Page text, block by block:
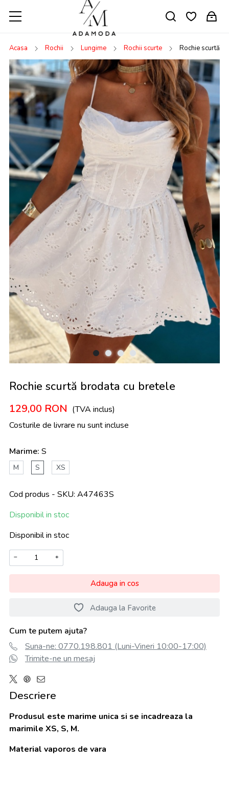
Acasa Rochii Lungime Rochii scurte Rochie scurtă
Rochie scurtă brodata cu bretele
129,00 RON (TVA inclus)
Costurile de livrare nu sunt incluse
Marime: S
M S XS
Cod produs - SKU A47463S
Disponibil in stoc
Disponibil in stoc
− +
Adauga in cos
Adauga la Favorite
Cum te putem ajuta?
Suna-ne: 0770.198.801 (Luni-Vineri 10:00-17:00)
Trimite-ne un mesaj
Descriere
Produsul este marime unica si se incadreaza la
marimile XS, S, M.
Material vaporos de vara